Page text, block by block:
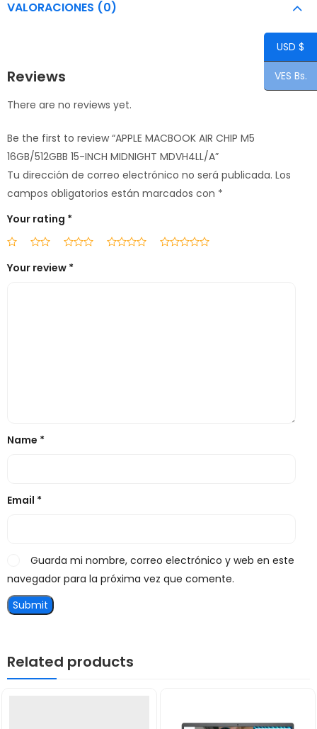
VALORACIONES (0)
Reviews
There are no reviews yet.
Be the first to review “APPLE MACBOOK AIR CHIP M5
16GB/512GBB 15-INCH MIDNIGHT MDVH4LL/A”
Tu dirección de correo electrónico no será publicada. Los
campos obligatorios están marcados con *
Your rating *
Your review *
Name *
Email *
Guarda mi nombre, correo electrónico y web en este
navegador para la próxima vez que comente.
Related products
USD $
VES Bs.